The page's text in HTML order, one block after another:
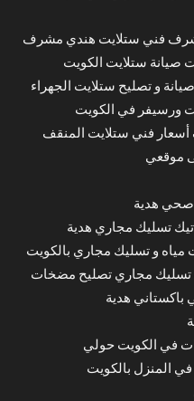
فني ستلايت هندي مشرف
صيانة ستلايت الكويت
و تصليح ستلايت الجهراء
ورسيفر في الكويت
فني ستلايت المنقف
موقعي
صحي هدية
تسليك مجاري هدية
و تسليك مجاري بالكويت
مجاري تصليح مضخات
هدية
في الكويت حولي
المنزل بالكويت